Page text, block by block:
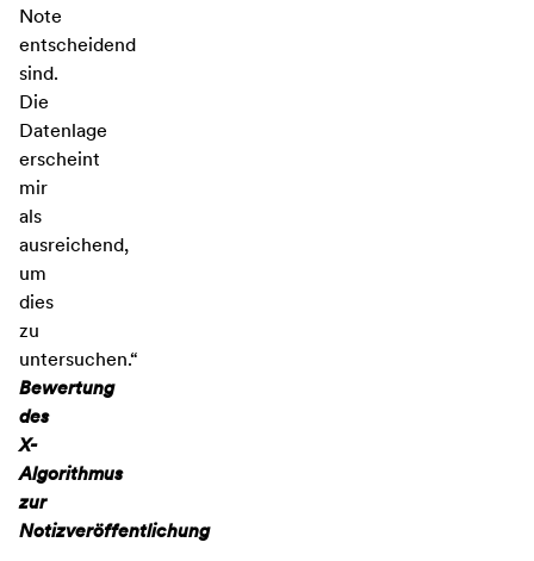
Note
entscheidend
sind.
Die
Datenlage
erscheint
mir
als
ausreichend,
um
dies
zu
untersuchen.“
Bewertung
des
X-
Algorithmus
zur
Notizveröffentlichung